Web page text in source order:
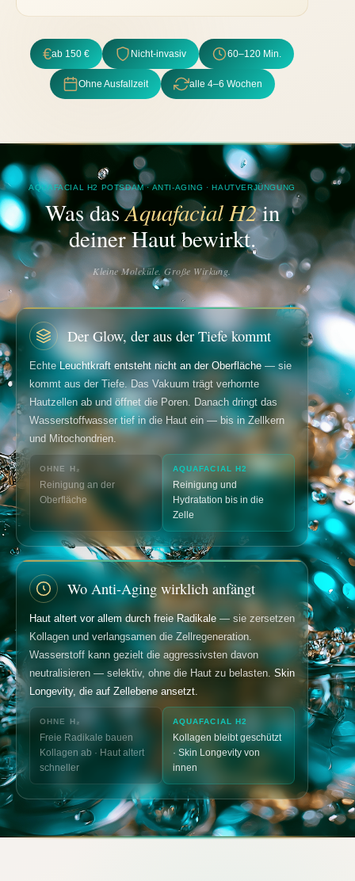
Nicht-invasiv 60–120 Min.
Ohne Ausfallzeit alle 4–6 Wochen
€ab 150 €
AQUAFACIAL H2 POTSDAM · ANTI-AGING · HAUTVERJÜNGUNG
Was dasAquafacial H2in
deiner Haut bewirkt.
Kleine Moleküle. Große Wirkung.
Der Glow, der aus der Tiefe kommt
EchteLeuchtkraft entsteht nicht an der Oberfläche — sie
kommt aus der Tiefe. Das Vakuum trägt verhornte
Hautzellen ab und öffnet die Poren. Danach dringt das
Wasserstoffwasser tief in die Haut ein — bis in Zellkern
und Mitochondrien.
OHNE H₂
Reinigung an der
Oberfläche
AQUAFACIAL H2
Reinigung und
Hydratation bis in die
Zelle
Wo Anti-Aging wirklich anfängt
Haut altert vor allem durch freie Radikale — sie zersetzen
Kollagen und verlangsamen die Zellregeneration.
Wasserstoff kann gezielt die aggressivsten davon
neutralisieren — selektiv, ohne die Haut zu belasten. Skin
Longevity, die auf Zellebene ansetzt.
OHNE H₂
Freie Radikale bauen
Kollagen ab · Haut altert
schneller
AQUAFACIAL H2
Kollagen bleibt geschützt
· Skin Longevity von
innen